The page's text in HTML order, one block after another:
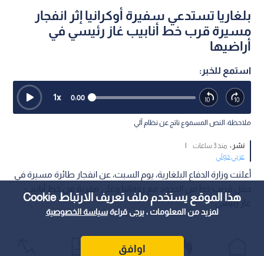
هذا الموقع يستخدم ملف تعريف الارتباط Cookie
لمزيد من المعلومات ، يرجى قراءةسياسة الخصوصية
اوافق
بلغاريا تستدعي سفيرة أوكرانيا إثر انفجار
مسيرة قرب خط أنابيب غاز رئيسي في
أراضيها
استمع للخبر:
0:00
1x
ملاحظة: النص المسموع ناتج عن نظام آلي
نشر : منذ 3 ساعات
عربي دولي
أعلنت وزارة الدفاع البلغارية، يوم السبت، عن انفجار طائرة مسيرة في
غاز رئيسي.